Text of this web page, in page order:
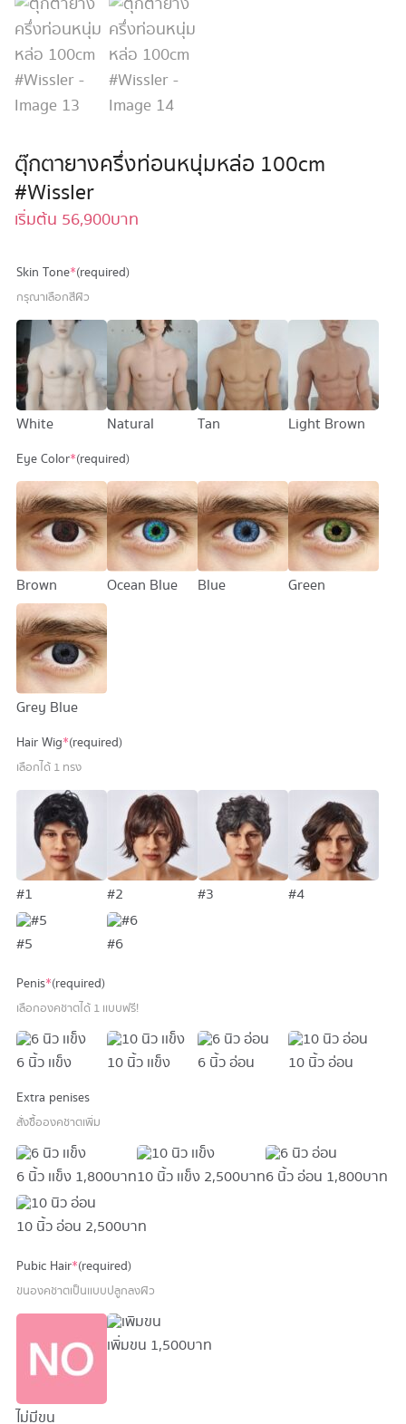
ตุ๊กตายางครึ่งท่อนหนุ่มหล่อ 100cm
#Wissler
เริ่มต้น 56,900บาท
Skin Tone*(required)
กรุณาเลือกสีผิว
White Natural Tan Light Brown
Eye Color*(required)
Brown Ocean Blue Blue Green
Grey Blue
Hair Wig*(required)
เลือกได้ 1 ทรง
#1 #2 #3 #4
#5 #6
Penis*(required)
เลือกองคชาตได้ 1 เเบบฟรี!
6 นิ้ว เเข็ง 10 นิ้ว เเข็ง 6 นิ้ว อ่อน 10 นิ้ว อ่อน
Extra penises
สั่งซื้อองคชาตเพิ่ม
6 นิ้ว เเข็ง 1,800 บาท10 นิ้ว เเข็ง 2,500 บาท6 นิ้ว อ่อน 1,800 บาท
10 นิ้ว อ่อน 2,500 บาท
Pubic Hair*(required)
ขนองคชาตเป็นเเบบปลูกลงผิว
ไม่มีขน
เพิ่มขน 1,500 บาท